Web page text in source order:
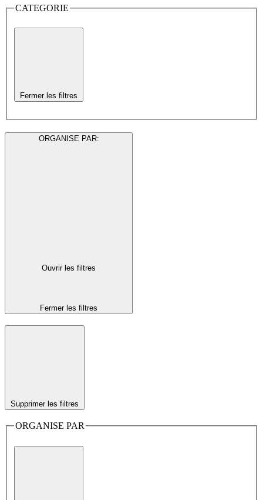
CATEGORIE
Fermer les filtres
ORGANISE PAR:
Ouvrir les filtres
Fermer les filtres
Supprimer les filtres
ORGANISE PAR